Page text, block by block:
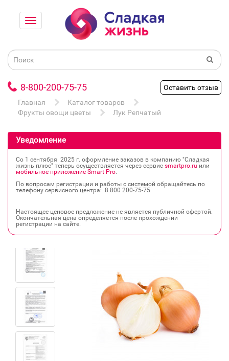
8-800-200-75-75
Оставить отзыв
Главная
Каталог товаров
Фрукты овощи цветы
Лук Репчатый
Уведомление
Со 1 сентября 2025 г. оформление заказов в компанию "Сладкая
жизнь плюс" теперь осуществляется через сервис smartpro.ru или
мобильное приложение Smart Pro.
По вопросам регистрации и работы с системой обращайтесь по
телефону сервисного центра: 8 800 200‐75‐75
Настоящее ценовое предложение не является публичной офертой.
Окончательная цена определяется после прохождении
регистрации на сайте.